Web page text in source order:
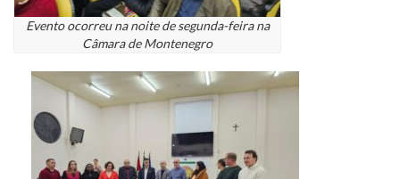
Evento ocorreu na noite de segunda-feira na
Câmara de Montenegro